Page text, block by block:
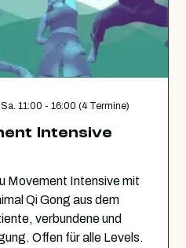
Sa. 11:00 - 16:00 (4 Termine)
Intensive
Movement Intensive mit
Qi Gong aus dem
verbundene und
Offen für alle Levels.